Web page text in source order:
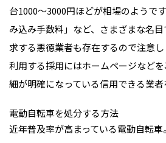
台1000〜3000円ほどが相場のようで
み込み手数料」など、さまざまな名
求する悪徳業者も存在するので注意
利用する採用にはホームページなど
細が明確になっている信用できる業者
電動自転車を処分する方法
近年普及率が高まっている電動自転